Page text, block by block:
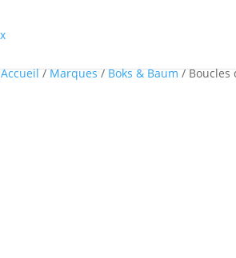
Accueil/Marques/Boks & Baum/ Boucles